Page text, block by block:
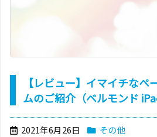
【レビュー】イマイチな
ムのご紹介（ベルモンド
2021年6月26日 その他